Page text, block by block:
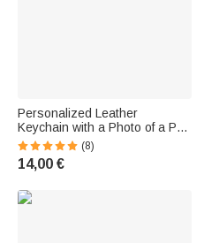
Personalized Leather
Keychain with a Photo of a Pet
and a Gift Message for Animal
Lovers
(8)
14,00 €